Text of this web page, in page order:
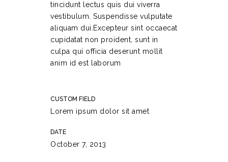
tincidunt lectus quis dui viverra
vestibulum. Suspendisse vulputate
aliquam dui.Excepteur sint occaecat
cupidatat non proident, sunt in
culpa qui officia deserunt mollit
anim id est laborum
CUSTOM FIELD
Lorem ipsum dolor sit amet
DATE
October 7, 2013